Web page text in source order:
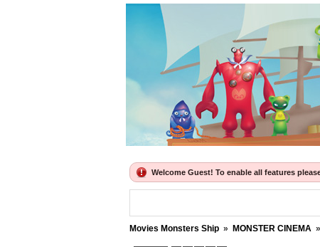
Welcome Guest! To enable all features
Movies Monsters Ship » MONSTER CINEMA »